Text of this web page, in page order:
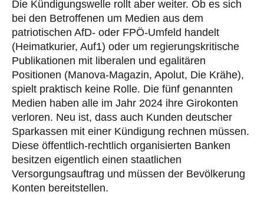
Die Kündigungswelle rollt aber weiter. Ob es sich
bei den Betroffenen um Medien aus dem
patriotischen AfD- oder FPÖ-Umfeld handelt
(Heimatkurier, Auf1) oder um regierungskritische
Publikationen mit liberalen und egalitären
Positionen (Manova-Magazin, Apolut, Die Krähe),
spielt praktisch keine Rolle. Die fünf genannten
Medien haben alle im Jahr 2024 ihre Girokonten
verloren. Neu ist, dass auch Kunden deutscher
Sparkassen mit einer Kündigung rechnen müssen.
Diese öffentlich-rechtlich organisierten Banken
besitzen eigentlich einen staatlichen
Versorgungsauftrag und müssen der Bevölkerung
Konten bereitstellen.